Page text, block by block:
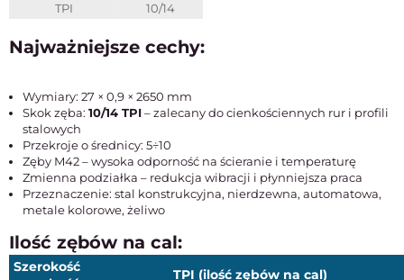
TPI
10/14
Najważniejsze cechy:
Wymiary: 27 × 0,9 × 2650 mm
Skok zęba: 10/14 TPI– zalecany do cienkościennych rur i profili
stalowych
Przekroje o średnicy: 5÷10
Zęby M42 – wysoka odporność na ścieranie i temperaturę
Zmienna podziałka – redukcja wibracji i płynniejsza praca
Przeznaczenie: stal konstrukcyjna, nierdzewna, automatowa,
metale kolorowe, żeliwo
Ilość zębów na cal:
Szerokość
TPI (ilość zębów na cal)